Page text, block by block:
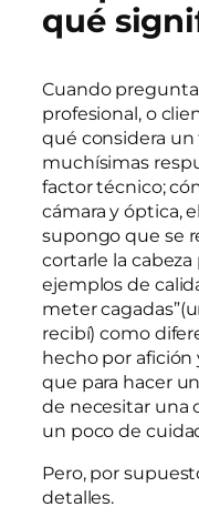
qué
Cuando
profesional, o
qué considera un
muchísimas
factor técnico;
cámara y óptica,
supongo que se
cortarle la
ejemplos de
meter
recibí) como
hecho por afición
que para hacer
de necesitar una
un poco de
Pero, por
detalles.